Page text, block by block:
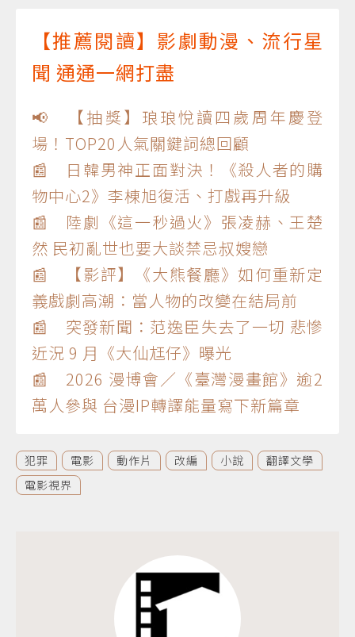
【推薦閱讀】影劇動漫、流行星
聞 通通一網打盡
📢 【抽獎】琅琅悅讀四歲周年慶登
場！TOP20人氣關鍵詞總回顧
📰 日韓男神正面對決！《殺人者的購
物中心2》李棟旭復活、打戲再升級
📰 陸劇《這一秒過火》張凌赫、王楚
然 民初亂世也要大談禁忌叔嫂戀
📰 【影評】《大熊餐廳》如何重新定
義戲劇高潮：當人物的改變在結局前
📰 突發新聞：范逸臣失去了一切 悲慘
近況 9 月《大仙尪仔》曝光
📰 2026 漫博會／《臺灣漫畫館》逾2
萬人參與 台漫IP轉譯能量寫下新篇章
犯罪 電影 動作片 改編 小說
翻譯文學
電影視界